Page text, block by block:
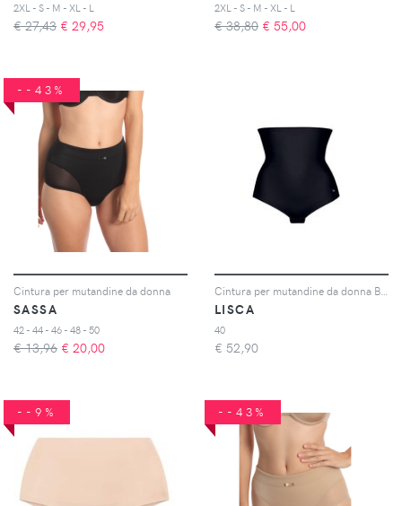
2XL - S - M - XL - L
€ 27,43 € 29,95
2XL - S - M - XL - L
€ 38,80 € 55,00
--43%
Cintura per mutandine da donna
SASSA
42 - 44 - 46 - 48 - 50
€ 13,96 € 20,00
Cintura per mutandine da donna Bella
LISCA
40
€ 52,90
--9% --43%